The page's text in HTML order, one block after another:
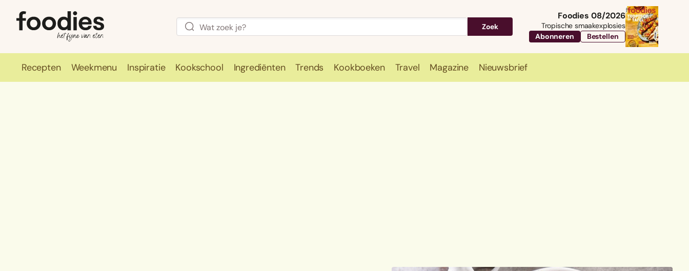
Zoek
Foodies 08/2026
Tropische smaakexplosies
Abonneren
Bestellen
Recepten Weekmenu Inspiratie Kookschool Ingrediënten Trends Kookboeken Travel Magazine Nieuwsbrief